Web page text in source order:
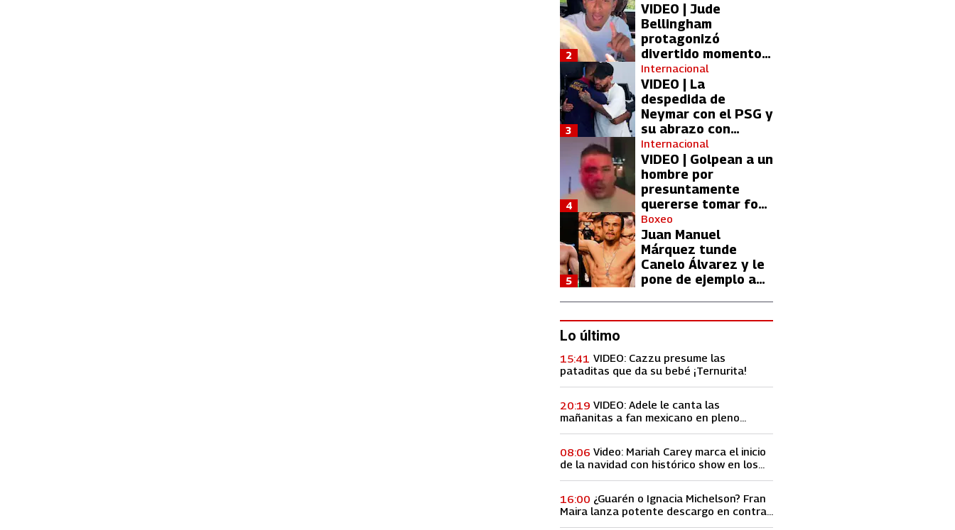
VIDEO | Jude
Bellingham
protagonizó
divertido momento
con aficionada del
Real Madrid
2
Internacional
VIDEO | La
despedida de
Neymar con el PSG y
su abrazo con
Kylian Mbappé
3
Internacional
VIDEO | Golpean a un
hombre por
presuntamente
quererse tomar foto
con Lionel Messi
4
Boxeo
Juan Manuel
Márquez tunde
Canelo Álvarez y le
pone de ejemplo a
5
Lo último
VIDEO: Cazzu presume las
pataditas que da su bebé ¡Ternurita!
15:41
VIDEO: Adele le canta las
mañanitas a fan mexicano en pleno
20:19
Video: Mariah Carey marca el inicio
de la navidad con histórico show en los
08:06
¿Guarén o Ignacia Michelson? Fran
Maira lanza potente descargo en contra
16:00